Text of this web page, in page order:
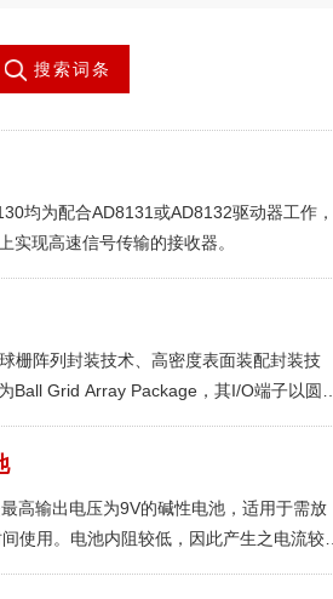
搜索词条
均为配合AD8131或AD8132驱动器工作，
实现高速信号传输的接收器。
栅阵列封装技术、高密度表面装配封装技
Ball Grid Array Package，其I/O端子以圆形
图案。
高输出电压为9V的碱性电池，适用于需放
使用。电池内阻较低，因此产生之电流较一